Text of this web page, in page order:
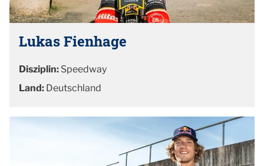
Lukas Fienhage
Disziplin: Speedway
Land: Deutschland